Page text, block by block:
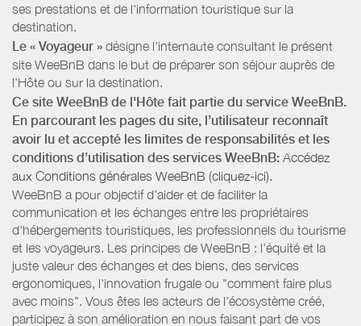
ses prestations et de l'information touristique sur la
destination.
Le « Voyageur » désigne l'internaute consultant le présent
site WeeBnB dans le but de préparer son séjour auprès de
l'Hôte ou sur la destination.
Ce site WeeBnB de l'Hôte fait partie du service WeeBnB.
En parcourant les pages du site, l’utilisateur reconnaît
avoir lu et accepté les limites de responsabilités et les
conditions d’utilisation des services WeeBnB: Accédez
aux Conditions générales WeeBnB (cliquez-ici).
WeeBnB a pour objectif d’aider et de faciliter la
communication et les échanges entre les propriétaires
d'hébergements touristiques, les professionnels du tourisme
et les voyageurs. Les principes de WeeBnB : l'équité et la
juste valeur des échanges et des biens, des services
ergonomiques, l'innovation frugale ou "comment faire plus
avec moins". Vous êtes les acteurs de l'écosystème créé,
participez à son amélioration en nous faisant part de vos